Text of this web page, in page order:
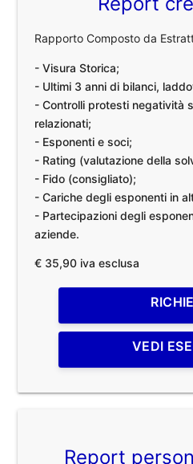
Rapporto Composto da
- Visura Storica;
- Ultimi 3 anni di bilanci,
- Controlli protesti negatività
relazionati;
- Esponenti e soci;
- Rating (valutazione della
- Fido (consigliato);
- Cariche degli esponenti in
- Partecipazioni degli
aziende.
€ 35,90 iva esclusa
VEDI
Report